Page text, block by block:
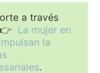
a través
La mujer en
la
.